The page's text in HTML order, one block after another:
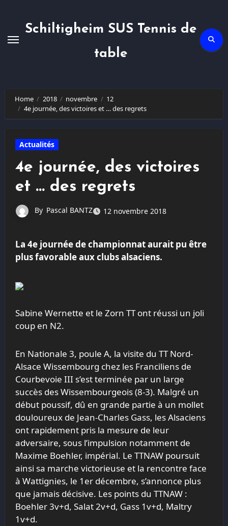
Schiltigheim SUS Tennis de
table
Home 2018 novembre
12
4e journée, des victoires et … des regrets
Actualités
4e journée, des victoires
et … des regrets
By Pascal BANTZ 12 novembre 2018
La 4e journée de championnat aurait pu être
plus favorable aux clubs alsaciens.
Sabine Wernette et le Zorn TT ont réussi un joli
coup en N2.
En Nationale 3, poule A, la visite du TT Nord-
Alsace Wissembourg chez les Franciliens de
Courbevoie III s’est terminée par un large
succès des Wissembourgeois (8-3). Malgré un
début poussif, dû en grande partie à un mollet
douloureux de Jean-Charles Gass, les Alsaciens
ont rapidement pris la mesure de leur
adversaire, sous l’impulsion notamment de
Maxime Boehler, impérial. Le TTNAW poursuit
ainsi sa marche victorieuse et la rencontre face
à Wattignies, le 1er décembre, s’annonce plus
que jamais décisive. Les points du TTNAW :
Boehler 3v+d, Salat 2v+d, Gass 1v+d, Maltry
1v+d.